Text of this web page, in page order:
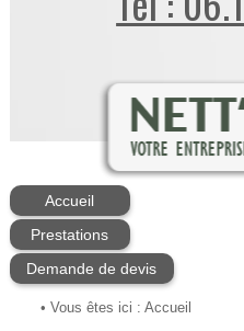
Accueil
Prestations
Demande de devis
• Vous êtes ici : Accueil